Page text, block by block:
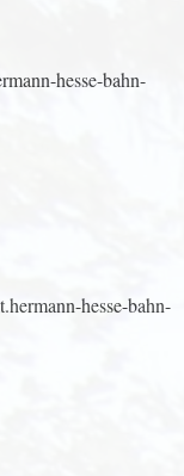
hesse-bahn-
hesse-bahn-